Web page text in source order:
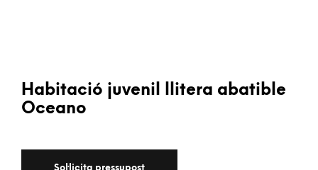
Habitació juvenil llitera abatible
Oceano